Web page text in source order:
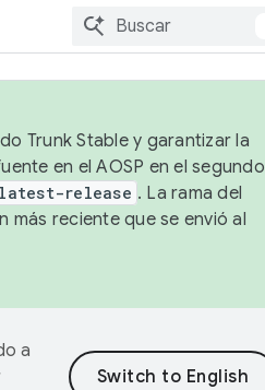
Trunk Stable y garantizar la
en el AOSP en el segundo
release . La rama del
más reciente que se envió al
a